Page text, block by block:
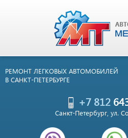
РЕМОНТ ЛЕГКОВЫХ АВТОМОБИЛЕЙ
В САНКТ-ПЕТЕРБУРГЕ
+7 812
Санкт-Петербург, ул.